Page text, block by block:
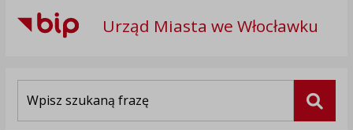
Urząd Miasta we Włocławku